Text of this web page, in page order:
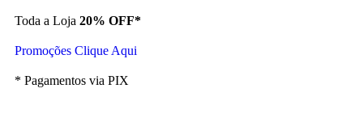
Toda a Loja 20% OFF*
Promoções Clique Aqui
* Pagamentos via PIX